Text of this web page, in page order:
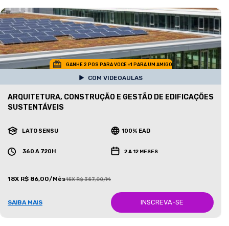
GANHE 2 POS PARA VOCE +1 PARA UM AMIGO
COM VIDEOAULAS
ARQUITETURA, CONSTRUÇÃO E GESTÃO DE EDIFICAÇÕES
SUSTENTÁVEIS
LATO SENSU 100% EAD
360 A 720H 2 A 12 MESES
18X R$ 86,00/Mês18X R$ 387,00/Mês
SAIBA MAIS INSCREVA-SE